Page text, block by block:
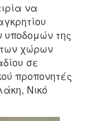
να
υποδομών της
των χώρων
σε
προπονητές
Νικό